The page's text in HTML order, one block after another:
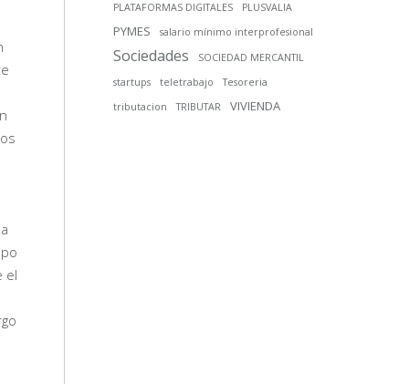
el
PLATAFORMAS DIGITALES
PLUSVALIA
PYMES salario mínimo interprofesional
Sociedades
SOCIEDAD MERCANTIL
startups
teletrabajo
Tesoreria
tributacion
TRIBUTAR VIVIENDA